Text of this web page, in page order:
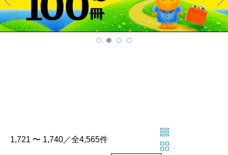
Pre
v
Ne
xt
1,721 〜 1,740／全4,565件